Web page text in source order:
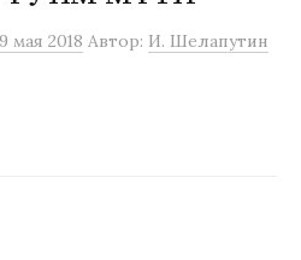
мая 2018 Автор: И. Шелапутин